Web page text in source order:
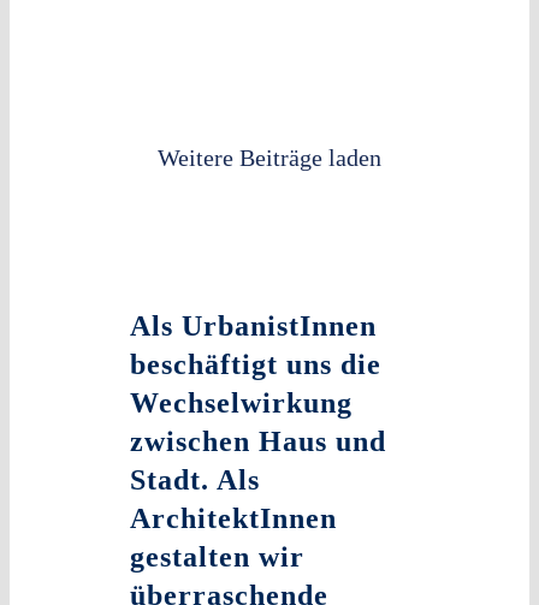
Weitere Beiträge laden
Als UrbanistInnen
beschäftigt uns die
Wechselwirkung
zwischen Haus und
Stadt. Als
ArchitektInnen
gestalten wir
überraschende